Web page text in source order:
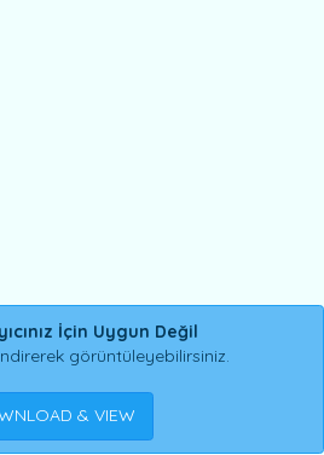
İçin Uygun Değil
görüntüleyebilirsiniz.
& VIEW